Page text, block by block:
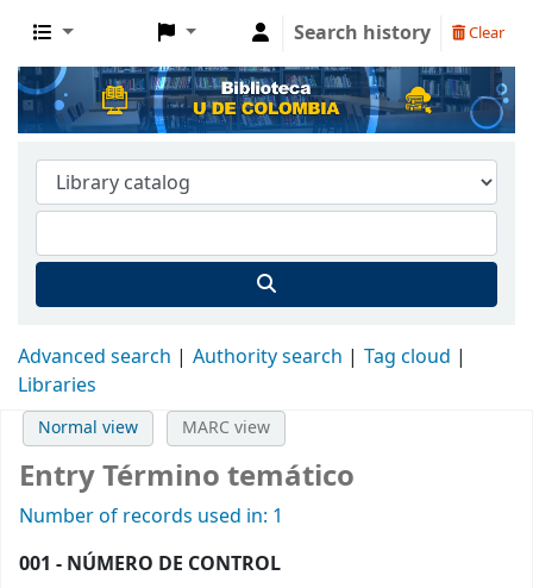
Search history Clear
Advanced search Authority search
Tag cloud
Libraries
Normal view MARC view
Entry Término temático
Number of records used in: 1
001 - NÚMERO DE CONTROL